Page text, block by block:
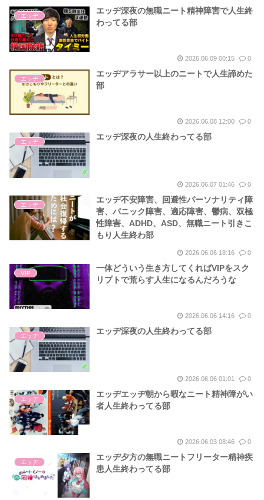
エッヂ
エッヂ深夜の無職ニート精神障害で人生終
わってる部
2026.06.09 00:15 0
エッヂ
エッヂアラサー以上のニートで人生諦めた
部
2026.06.08 12:00 0
エッヂ
エッヂ深夜の人生終わってる部
2026.06.07 01:46 0
エッヂ
エッヂ不安障害、回避性パーソナリティ障
害、パニック障害、適応障害、鬱病、双極
性障害、ADHD、ASD、無職ニート引きこ
もり人生終わ部
2026.06.06 18:16 0
VIP
一体どういう生き方してくればVIPをスク
リプトで荒らす人生になるんだろうな
2026.06.06 14:16 0
エッヂ
エッヂ深夜の人生終わってる部
2026.06.06 01:01 0
エッヂ
エッヂエッヂ朝から暇なニート精神障がい
者人生終わってる部
2026.06.03 08:46 0
エッヂ
エッヂ夕方の無職ニートフリーター精神疾
患人生終わってる部